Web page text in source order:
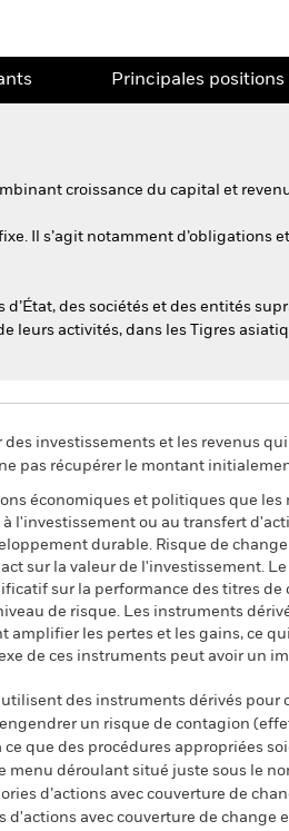
Principales positions
croissance du capital et
Il s’agit notamment d’obligations
des sociétés et des entités
leurs activités, dans les Tigres
des investissements et les revenus
pas récupérer le montant
économiques et politiques que les
l'investissement ou au transfert
durable. Risque de
sur la valeur de l'investissement.
sur la performance des titres de
de risque. Les instruments
amplifier les pertes et les gains, ce
de ces instruments peut avoir un
des instruments dérivés pour
un risque de contagion
que des procédures appropriées
menu déroulant situé juste sous le
d’actions avec couverture de
avec couverture de change